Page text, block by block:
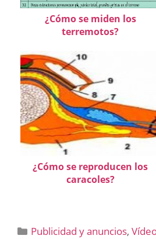
¿Cómo se miden los
terremotos?
¿Cómo se reproducen los
caracoles?
Categorías
Publicidad y anuncios,